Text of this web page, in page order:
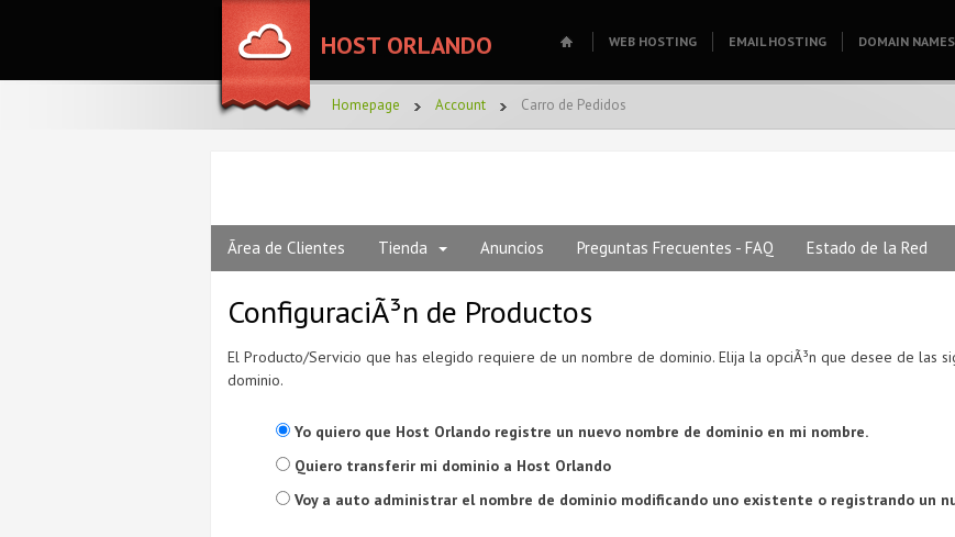
HOST ORLANDO WEB HOSTING EMAIL HOSTING DOMAIN NAMES
Homepage Account Carro de Pedidos
Ãrea de Clientes Tienda Anuncios Preguntas Frecuentes - FAQ Estado de la Red
ConfiguraciÃ³n de Productos
El Producto/Servicio que has elegido requiere de un nombre de dominio. Elija la opciÃ³n que desee de las
dominio.
Yo quiero que Host Orlando registre un nuevo nombre de dominio en mi nombre.
Quiero transferir mi dominio a Host Orlando
Voy a auto administrar el nombre de dominio modificando uno existente o registrando un